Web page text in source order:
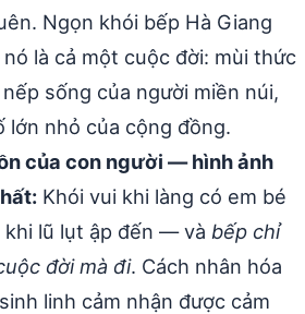
Ngọn khói bếp Hà Giang
là cả một cuộc đời: mùi thức
sống của người miền núi,
lớn nhỏ của cộng đồng.
của con người — hình ảnh
Khói vui khi làng có em bé
khi lũ lụt ập đến — và bếp chỉ
đời mà đi. Cách nhân hóa
linh cảm nhận được cảm